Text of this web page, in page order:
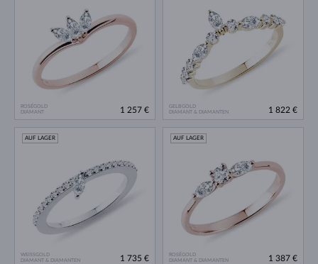
ROSÉGOLD
DIAMANT
1 257 €
GELBGOLD
DIAMANT & DIAMANTEN
1 822 €
WEISSGOLD
DIAMANT & DIAMANTEN
AUF LAGER
1 735 €
ROSÉGOLD
DIAMANT & DIAMANTEN
AUF LAGER
1 387 €